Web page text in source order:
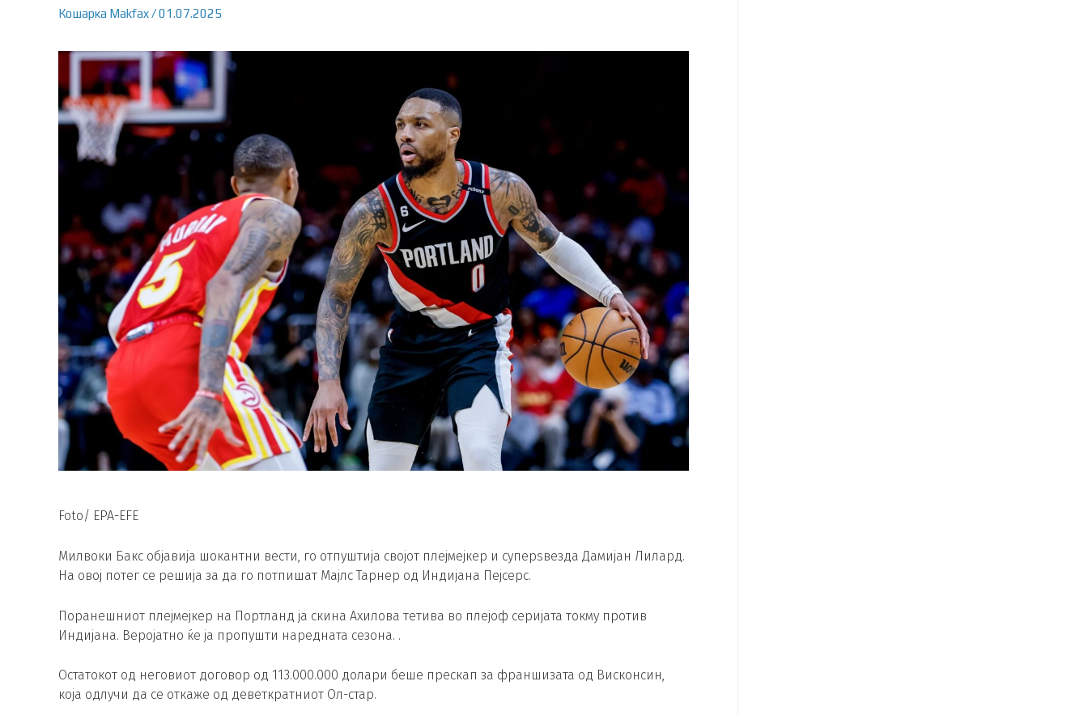
Кошарка Makfax/01.07.2025
Foto/ EPA-EFE
Милвоки Бакс објавија шокантни вести, го отпуштија својот плејмејкер и суперѕвезда Дамијан Лилард.
На овој потег се решија за да го потпишат Мајлс Тарнер од Индијана Пејсерс.
Поранешниот плејмејкер на Портланд ја скина Ахилова тетива во плејоф серијата токму против
Индијана. Веројатно ќе ја пропушти наредната сезона. .
Остатокот од неговиот договор од 113.000.000 долари беше прескап за франшизата од Висконсин,
која одлучи да се откаже од деветкратниот Ол-стар.